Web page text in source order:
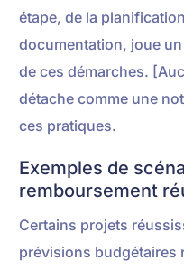
étape, de la
documentation, joue
de ces démarches.
détache comme une
ces pratiques.
Exemples de
remboursement
Certains projets
prévisions budgétaires